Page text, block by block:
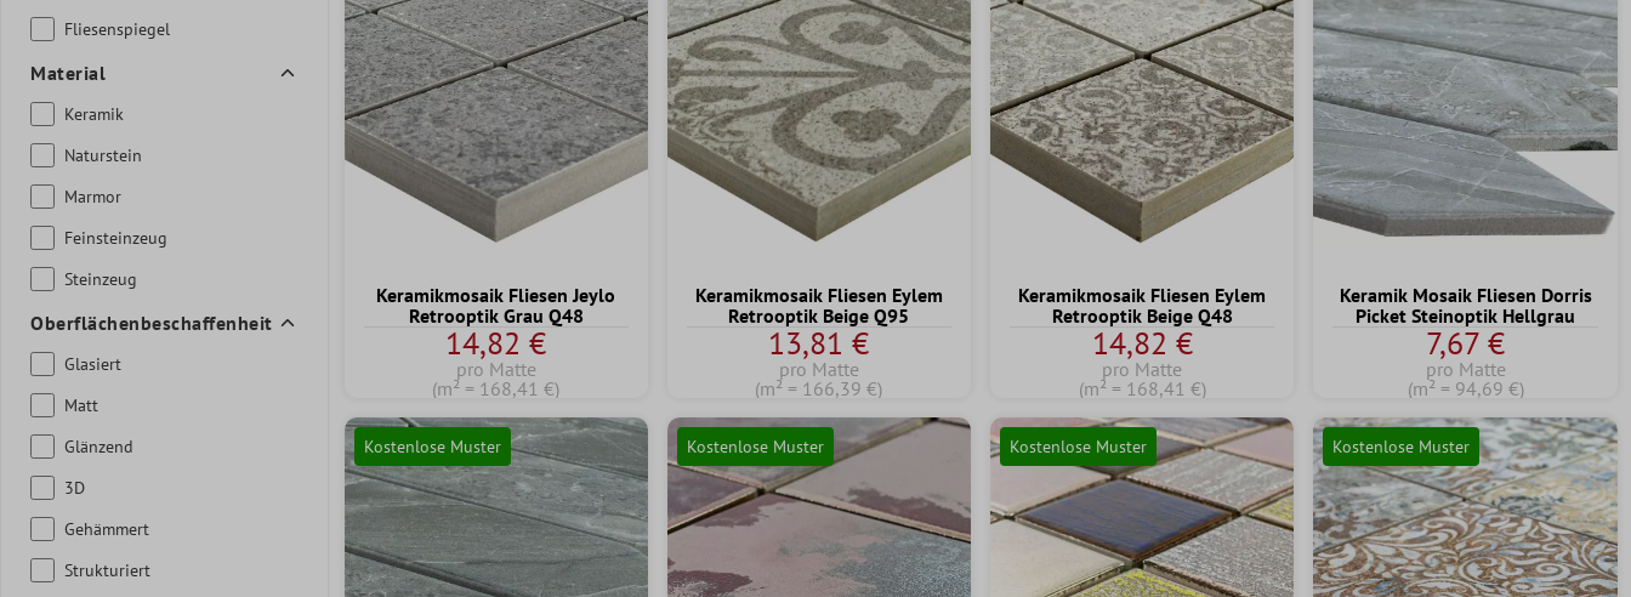
Fliesenspiegel
Material
Keramik
Naturstein
Marmor
Feinsteinzeug
Steinzeug
Oberflächenbeschaffenheit
Glasiert
Matt
Glänzend
3D
Gehämmert
Strukturiert
Keramikmosaik Fliesen Jeylo
Retrooptik Grau Q48
14,82 €
pro Matte
(m² = 168,41 €)
Keramikmosaik Fliesen Eylem
Retrooptik Beige Q95
13,81 €
pro Matte
(m² = 166,39 €)
Keramikmosaik Fliesen Eylem
Retrooptik Beige Q48
14,82 €
pro Matte
(m² = 168,41 €)
Keramik Mosaik Fliesen Dorris
Picket Steinoptik Hellgrau
7,67 €
pro Matte
(m² = 94,69 €)
Kostenlose Muster Kostenlose Muster Kostenlose Muster Kostenlose Muster